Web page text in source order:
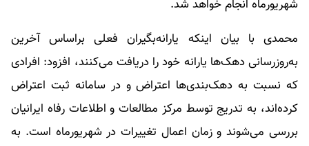
شهریورماه انجام خواهد شد.
محمدی با بیان اینکه یارانه‌بگیران فعلی براساس آخرین
به‌روزرسانی دهک‌ها یارانه خود را دریافت می‌کنند، افزود: افرادی
که نسبت به دهک‌بندی‌ها اعتراض و در سامانه ثبت اعتراض
کرده‌اند، به تدریج توسط مرکز مطالعات و اطلاعات رفاه ایرانیان
بررسی می‌شوند و زمان اعمال تغییرات در شهریورماه است. به